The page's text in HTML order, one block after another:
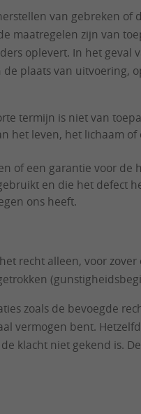
van gebreken
maatregelen zijn van
oplevert. In het
plaats van uitvoering,
termijn is niet van
het leven, het lichaam
of een garantie voor de
en die het defect
ons heeft.
recht alleen, voor
zoals de bevoegde
vermogen bent.
klacht niet gekend is.